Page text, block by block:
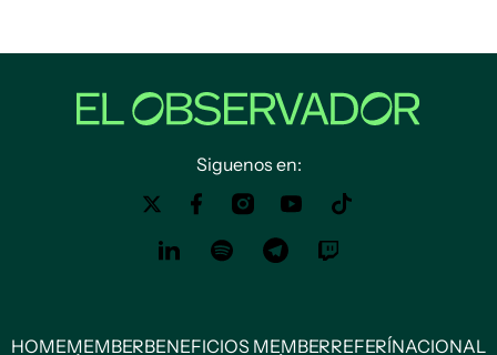
Siguenos en:
HOMEMEMBERBENEFICIOS MEMBERREFERÍNACIONAL